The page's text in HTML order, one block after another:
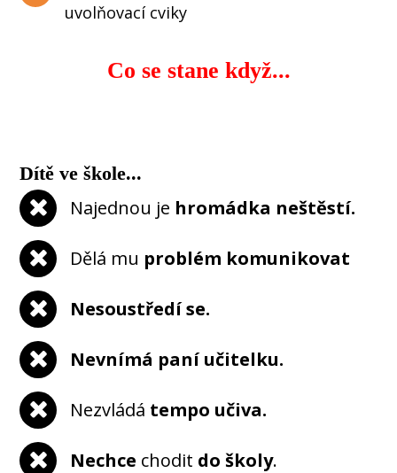
uvolňovací cviky
Co se stane když...
Dítě ve škole...
Najednou je hromádka neštěstí.
Dělá mu problém komunikovat
Nesoustředí se.
Nevnímá paní učitelku.
Nezvládá tempo učiva.
Nechce chodit do školy.